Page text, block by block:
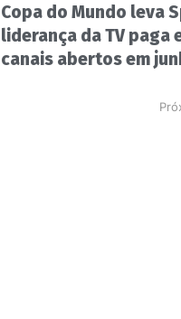
Copa do Mundo leva
liderança da TV paga
canais abertos em